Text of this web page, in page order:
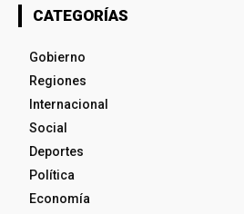
CATEGORÍAS
Gobierno
Regiones
Internacional
Social
Deportes
Política
Economía